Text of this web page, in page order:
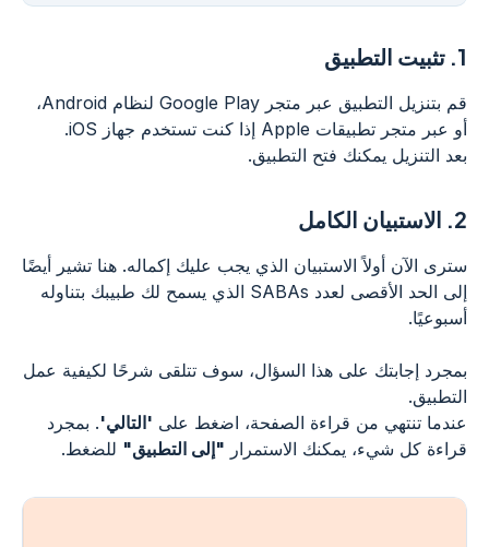
1. تثبيت التطبيق
قم بتنزيل التطبيق عبر متجر Google Play لنظام Android،
أو عبر متجر تطبيقات Apple إذا كنت تستخدم جهاز iOS.
بعد التنزيل يمكنك فتح التطبيق.
2. الاستبيان الكامل
سترى الآن أولاً الاستبيان الذي يجب عليك إكماله. هنا تشير أيضًا
إلى الحد الأقصى لعدد SABAs الذي يسمح لك طبيبك بتناوله
أسبوعيًا.
بمجرد إجابتك على هذا السؤال، سوف تتلقى شرحًا لكيفية عمل
التطبيق.
عندما تنتهي من قراءة الصفحة، اضغط على 'التالي'. بمجرد
قراءة كل شيء، يمكنك الاستمرار "إلى التطبيق" للضغط.